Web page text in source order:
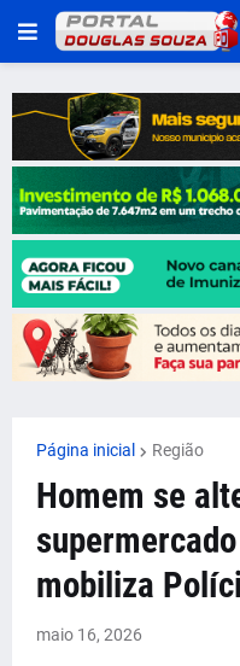
Página inicial Região
Homem se
mobiliza
maio 16, 2026